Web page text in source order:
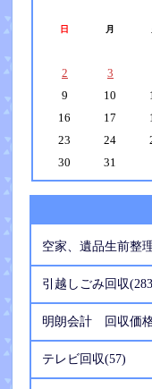
日 月
2
3
9
10
16
17
23
24
30
31
空家、遺品生前整
引越しごみ回収
明朗会計 回収価
テレビ回収(57)